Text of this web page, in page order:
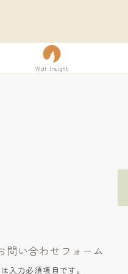
Wolf Insight
問い合わせフォーム
は入力必須項目です。